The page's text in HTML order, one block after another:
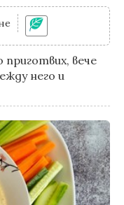
приготвих, вече
него и